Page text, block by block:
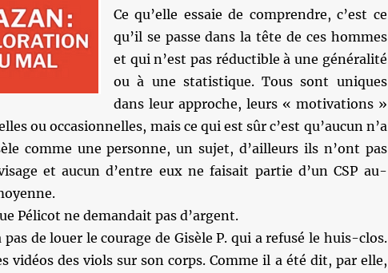
Ce qu’elle essaie de comprendre, c’est ce
qu’il se passe dans la tête de ces hommes
et qui n’est pas réductible à une généralité
ou à une statistique. Tous sont uniques
dans leur approche, leurs « motivations »
ou occasionnelles, mais ce qui est sûr c’est qu’aucun n’a
comme une personne, un sujet, d’ailleurs ils n’ont pas
et aucun d’entre eux ne faisait partie d’un CSP au-
Pélicot ne demandait pas d’argent.
pas de louer le courage de Gisèle P. qui a refusé le huis-clos.
vidéos des viols sur son corps. Comme il a été dit, par elle,